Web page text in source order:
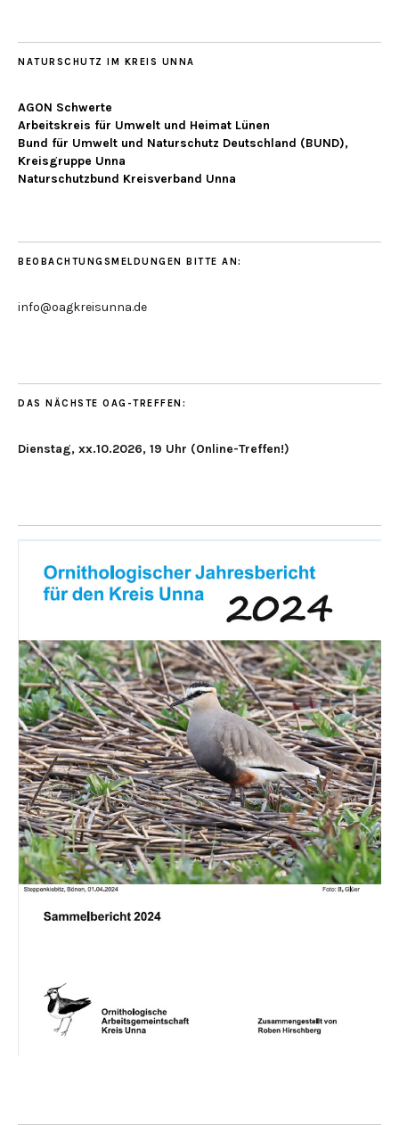
NATURSCHUTZ IM KREIS UNNA
AGON Schwerte
Arbeitskreis für Umwelt und Heimat Lünen
Bund für Umwelt und Naturschutz Deutschland (BUND),
Kreisgruppe Unna
Naturschutzbund Kreisverband Unna
BEOBACHTUNGSMELDUNGEN BITTE AN:
info@oagkreisunna.de
DAS NÄCHSTE OAG-TREFFEN:
Dienstag, xx.10.2026, 19 Uhr (Online-Treffen!)